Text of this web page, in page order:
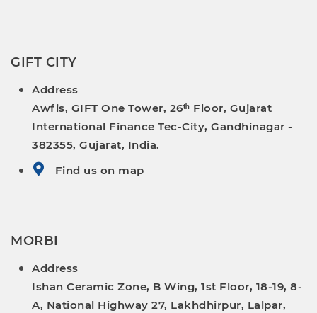
GIFT CITY
Address
Awfis, GIFT One Tower, 26ᵗʰ Floor, Gujarat
International Finance Tec-City, Gandhinagar -
382355, Gujarat, India.
Find us on map
MORBI
Address
Ishan Ceramic Zone, B Wing, 1st Floor, 18-19, 8-
A, National Highway 27, Lakhdhirpur, Lalpar,